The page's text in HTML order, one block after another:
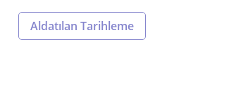
Aldatılan Tarihleme